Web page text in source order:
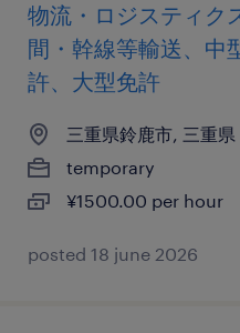
物流・ロジスティク
間・幹線等輸送、中
許、大型免許
三重県鈴鹿市, 三重県
temporary
¥1500.00 per hour
posted 18 june 2026